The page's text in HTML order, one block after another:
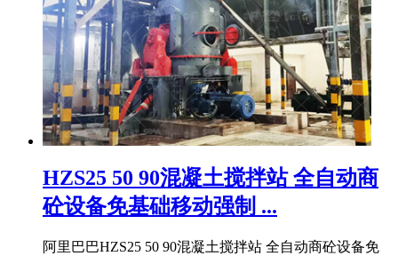
HZS25 50 90混凝土搅拌站 全自动商
砼设备免基础移动强制 ...
阿里巴巴HZS25 50 90混凝土搅拌站 全自动商砼设备免